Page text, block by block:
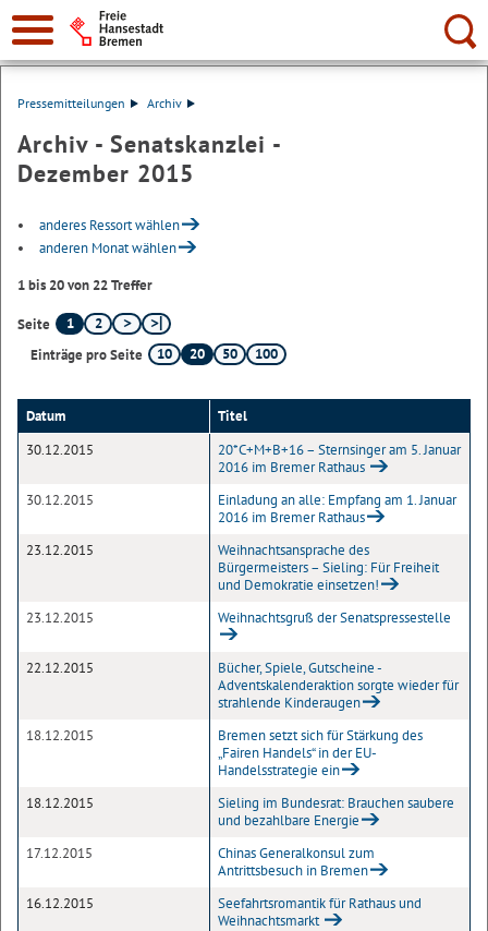
Suche:
Pressemitteilungen Archiv
Archiv - Senatskanzlei -
Dezember 2015
anderes Ressort wählen
anderen Monat wählen
1 bis 20 von 22 Treffer
Seite 1
2
Einträge pro Seite
10 20 50 100
Datum
Titel
30.12.2015
20*C+M+B+16 – Sternsinger am 5. Januar
2016 im Bremer Rathaus
30.12.2015
Einladung an alle: Empfang am 1. Januar
2016 im Bremer Rathaus
23.12.2015
Weihnachtsansprache des
Bürgermeisters – Sieling: Für Freiheit
und Demokratie einsetzen!
23.12.2015
Weihnachtsgruß der Senatspressestelle
22.12.2015
Bücher, Spiele, Gutscheine -
Adventskalenderaktion sorgte wieder für
strahlende Kinderaugen
18.12.2015
Bremen setzt sich für Stärkung des
„Fairen Handels“ in der EU-
Handelsstrategie ein
18.12.2015
Sieling im Bundesrat: Brauchen saubere
und bezahlbare Energie
17.12.2015
Chinas Generalkonsul zum
Antrittsbesuch in Bremen
16.12.2015
Seefahrtsromantik für Rathaus und
Weihnachtsmarkt